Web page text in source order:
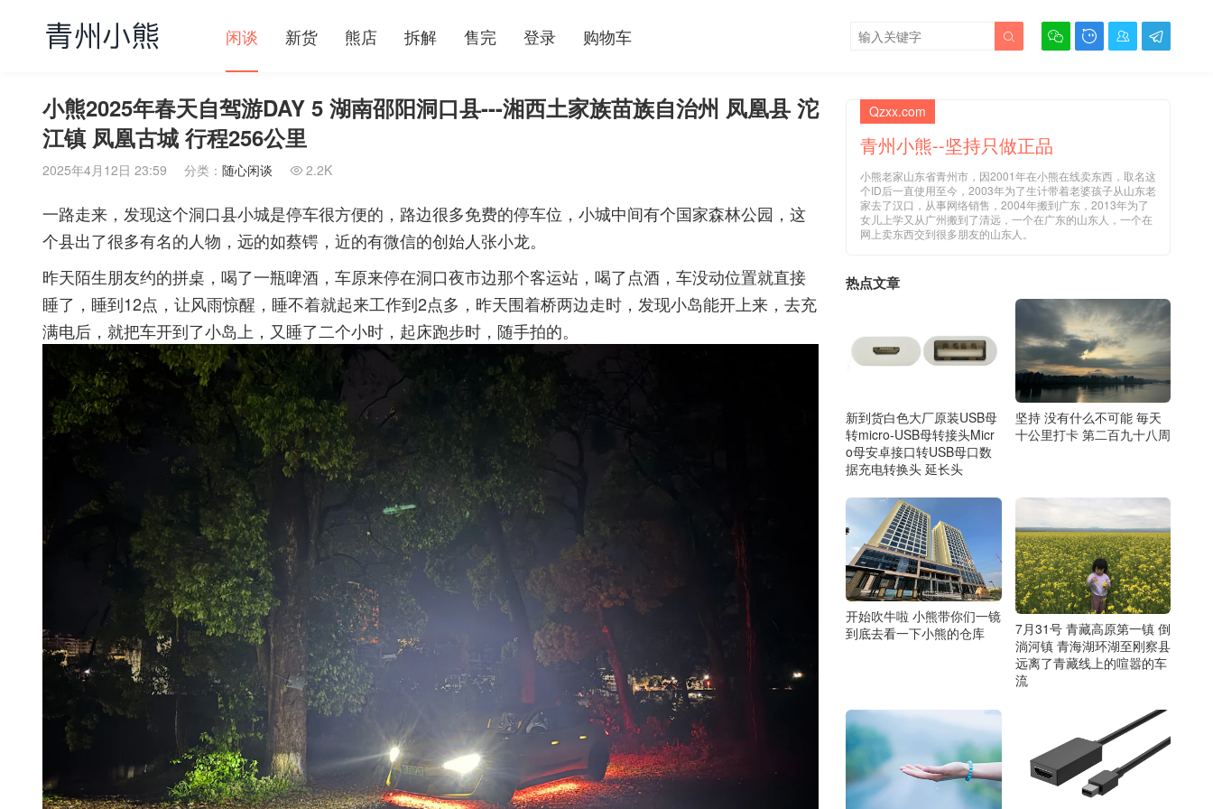
闲谈 新货 熊店 拆解 售完 登录 购物车    

小熊2025年春天自驾游DAY 5 湖南邵阳洞口县---湘西土家族苗族自治州 凤凰县 沱
江镇 凤凰古城 行程256公里
2025年4月12日 23:59 分类： 随心闲谈  2.2K
一路走来，发现这个洞口县小城是停车很方便的，路边很多免费的停车位，小城中间有个国家森林公园，这
个县出了很多有名的人物，远的如蔡锷，近的有微信的创始人张小龙。
昨天陌生朋友约的拼桌，喝了一瓶啤酒，车原来停在洞口夜市边那个客运站，喝了点酒，车没动位置就直接
睡了，睡到12点，让风雨惊醒，睡不着就起来工作到2点多，昨天围着桥两边走时，发现小岛能开上来，去充
满电后，就把车开到了小岛上，又睡了二个小时，起床跑步时，随手拍的。
Qzxx.com
青州小熊--坚持只做正品
小熊老家山东省青州市，因2001年在小熊在线卖东西，取名这
个ID后一直使用至今，2003年为了生计带着老婆孩子从山东老
家去了汉口，从事网络销售，2004年搬到广东，2013年为了
女儿上学又从广州搬到了清远，一个在广东的山东人，一个在
网上卖东西交到很多朋友的山东人。
热点文章
新到货白色大厂原装USB母
转micro-USB母转接头Micr
o母安卓接口转USB母口数
据充电转换头 延长头
坚持 没有什么不可能 毎天
十公里打卡 第二百九十八周
开始吹牛啦 小熊带你们一镜
到底去看一下小熊的仓库
7月31号 青藏高原第一镇 倒
淌河镇 青海湖环湖至刚察县
远离了青藏线上的喧嚣的车
流